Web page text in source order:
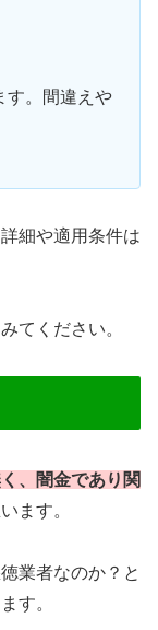
す。間違えや
細や適用条件は
てください。
、闇金であり関
ます。
業者なのか？と
す。